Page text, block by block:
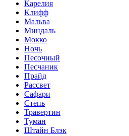
Карелия
Клифф
Мальва
Миндаль
Мокко
Ночь
Песочный
Песчаник
Прайд
Рассвет
Сафари
Степь
Травертин
Туман
Штайн Блэк